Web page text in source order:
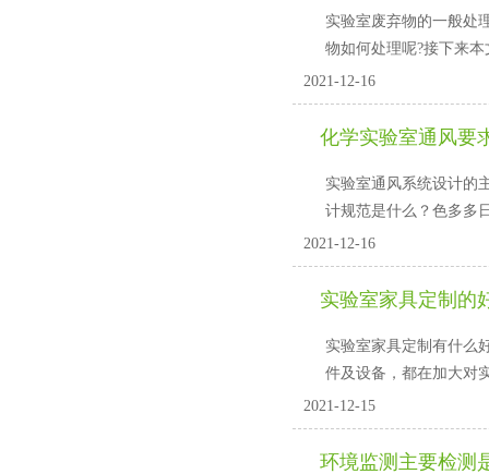
实验室废弃物的一般处理原
物如何处理呢?接下来本
2021-12-16
化学实验室通风要
实验室通风系统设计的
计规范是什么？色多多
2021-12-16
实验室家具定制的
实验室家具定制有什么
件及设备，都在加大
2021-12-15
环境监测主要检测